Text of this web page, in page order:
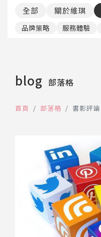
嚴選商品
它站開課
品牌顧問
創意活動企劃力
服務體驗設計課
學員推薦
媒體報導
維觀點Vision
全部 關於維琪
品牌策略 服務體驗
blog 部落格
首頁 部落格 書影評論